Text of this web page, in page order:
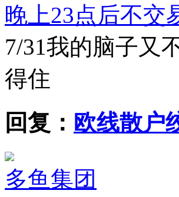
晚上23点后不交
7/31我的脑子又
得住
回复： 欧线散户
多鱼集团